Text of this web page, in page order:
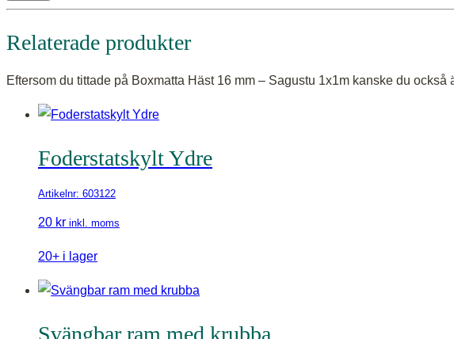
Relaterade produkter
Eftersom du tittade på Boxmatta Häst 16 mm – Sagustu 1x1m kanske du
Foderstatskylt Ydre
Artikelnr: 603122
20 kr inkl. moms
20+ i lager
Svängbar ram med krubba